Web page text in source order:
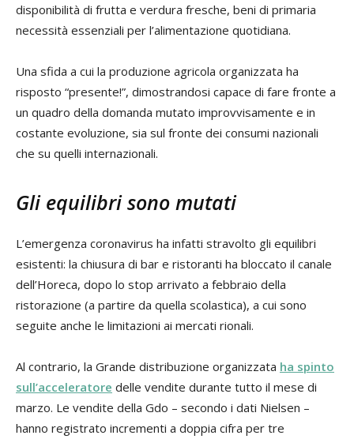
disponibilità di frutta e verdura fresche, beni di primaria
necessità essenziali per l’alimentazione quotidiana.
Una sfida a cui la produzione agricola organizzata ha
risposto “presente!”, dimostrandosi capace di fare fronte a
un quadro della domanda mutato improvvisamente e in
costante evoluzione, sia sul fronte dei consumi nazionali
che su quelli internazionali.
Gli equilibri sono mutati
L’emergenza coronavirus ha infatti stravolto gli equilibri
esistenti: la chiusura di bar e ristoranti ha bloccato il canale
dell’Horeca, dopo lo stop arrivato a febbraio della
ristorazione (a partire da quella scolastica), a cui sono
seguite anche le limitazioni ai mercati rionali.
Al contrario, la Grande distribuzione organizzata ha spinto
sull’acceleratore delle vendite durante tutto il mese di
marzo. Le vendite della Gdo – secondo i dati Nielsen –
hanno registrato incrementi a doppia cifra per tre